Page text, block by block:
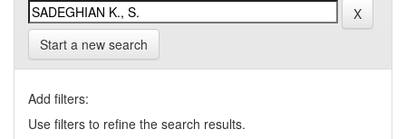
Start a new search
Add filters:
Use filters to refine the search results.